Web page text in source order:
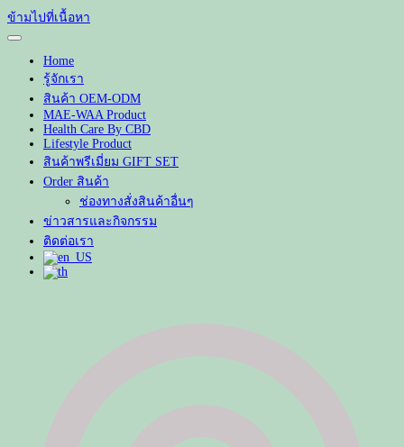
ข้ามไปที่เนื้อหา
Home
รู้จักเรา
สินค้า OEM-ODM
MAE-WAA Product
Health Care By CBD
Lifestyle Product
สินค้าพรีเมี่ยม GIFT SET
Order สินค้า
ช่องทางสั่งสินค้าอื่นๆ
ข่าวสารและกิจกรรม
ติดต่อเรา